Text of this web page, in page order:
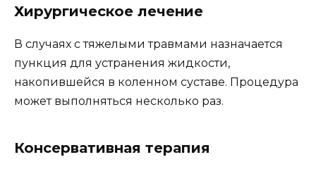
Хирургическое лечение
В случаях с тяжелыми травмами назначается
пункция для устранения жидкости,
накопившейся в коленном суставе. Процедура
может выполняться несколько раз.
Консервативная терапия